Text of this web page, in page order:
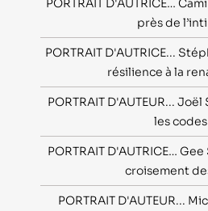
PORTRAIT D'AUTRICE…
près de
PORTRAIT D'AUTRICE...
résilience à la
PORTRAIT D'AUTEUR...
les codes
PORTRAIT D'AUTRICE…
croisement
PORTRAIT D'AUTEUR...